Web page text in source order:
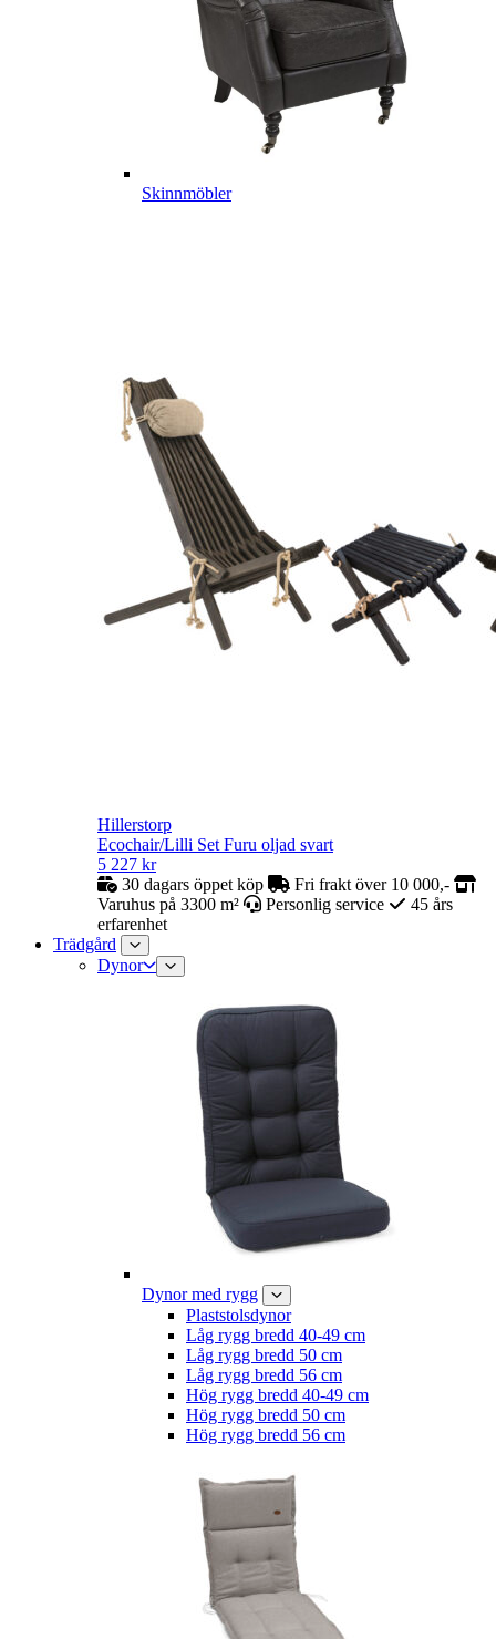
Skinnmöbler
Hillerstorp
Ecochair/Lilli Set Furu oljad svart
5 227 kr
30 dagars öppet köp
Fri frakt över 10 000,-
Varuhus på 3300 m²
Personlig service
45 års
erfarenhet
Trädgård
Dynor
Dynor med rygg
Plaststolsdynor
Låg rygg bredd 40-49 cm
Låg rygg bredd 50 cm
Låg rygg bredd 56 cm
Hög rygg bredd 40-49 cm
Hög rygg bredd 50 cm
Hög rygg bredd 56 cm